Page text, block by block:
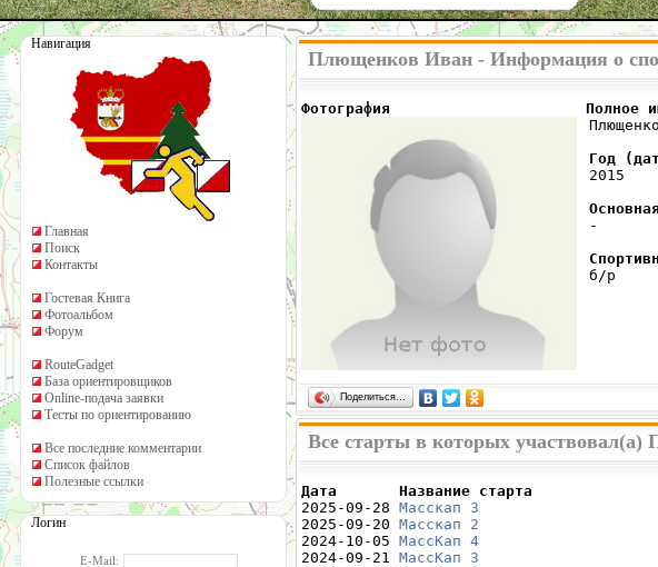
Навигация
Главная
Поиск
Контакты
Гостевая Книга
Фотоальбом
Форум
RouteGadget
База ориентировщиков
Online-подача заявки
Тесты по ориентированию
Все последние комментарии
Список файлов
Полезные ссылки
Логин
E-Mail:
Плющенков Иван - Информация о
Фотография                      Полное
Год
2015
-
б/р
Поделиться…
Все старты в которых
Дата       Название старта
2025-09-28 Масскап 3
2025-09-20 Масскап 2
2024-10-05 МассКап 4
2024-09-21 МассКап 3